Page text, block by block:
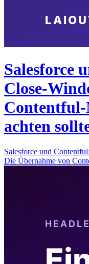
Salesforce
Close-
achten
Salesforce und
Die Übernahme von